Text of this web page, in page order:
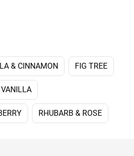
& CINNAMON FIG TREE
RHUBARB & ROSE